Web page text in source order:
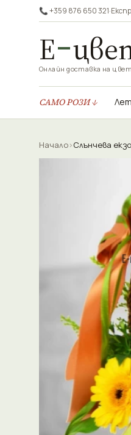
📞 +359 876 650 321·
Е
Онлайн доставка на
САМО РОЗИ ↓
Начало›Слънчева